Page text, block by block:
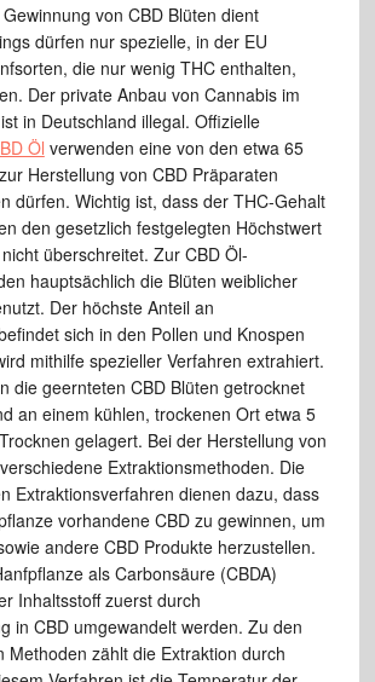
von CBD Blüten dient
dürfen nur spezielle, in der EU
die nur wenig THC enthalten,
Der private Anbau von Cannabis im
in Deutschland illegal. Offizielle
Öl verwenden eine von den etwa 65
Herstellung von CBD Präparaten
dürfen. Wichtig ist, dass der THC-Gehalt
den gesetzlich festgelegten Höchstwert
überschreitet. Zur CBD Öl-
hauptsächlich die Blüten weiblicher
Der höchste Anteil an
sich in den Pollen und Knospen
mithilfe spezieller Verfahren extrahiert.
die geernteten CBD Blüten getrocknet
an einem kühlen, trockenen Ort etwa 5
gelagert. Bei der Herstellung von
Extraktionsmethoden. Die
Extraktionsverfahren dienen dazu, dass
vorhandene CBD zu gewinnen, um
andere CBD Produkte herzustellen.
als Carbonsäure (CBDA)
Inhaltsstoff zuerst durch
in CBD umgewandelt werden. Zu den
Methoden zählt die Extraktion durch